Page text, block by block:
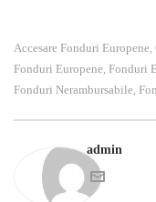
Accesare Fonduri Europene,
Fonduri Europene, Fonduri
Fonduri Nerambursabile,
admin